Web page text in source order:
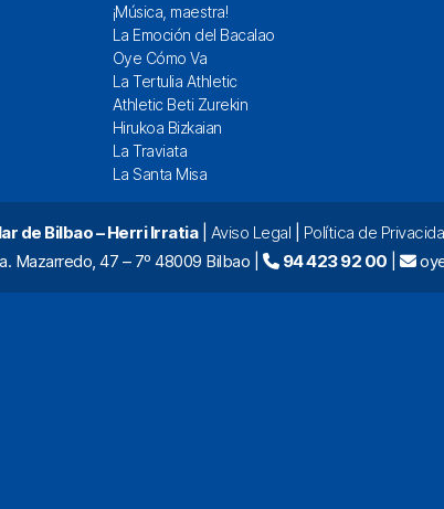
¡Música, maestra!
La Emoción del Bacalao
Oye Cómo Va
La Tertulia Athletic
Athletic Beti Zurekin
Hirukoa Bizkaian
La Traviata
La Santa Misa
de Bilbao – Herri Irratia| Aviso Legal Política de
Mazarredo, 47 – 7º 48009 Bilbao |
94 423 92 00 |